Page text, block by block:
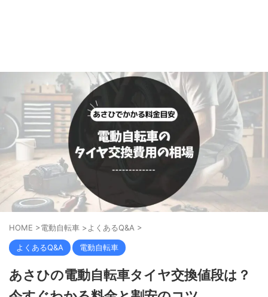
HOME >電動自転車 >よくあるQ&A >
よくあるQ&A 電動自転車
あさひの電動自転車タイヤ交換値段は？